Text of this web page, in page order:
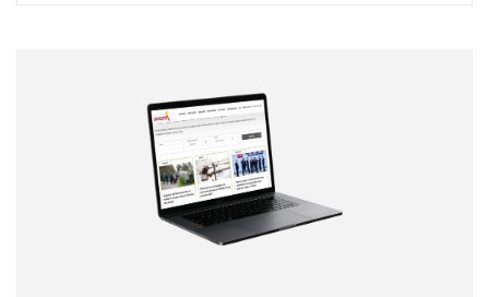
Correo electrónico
Tipo de comentario